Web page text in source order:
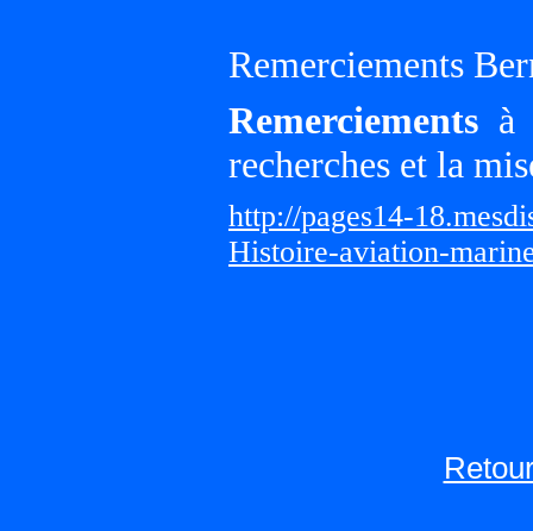
Remerciements
Remerciements à
recherches et la
http://pages14-
Histoire-aviation-